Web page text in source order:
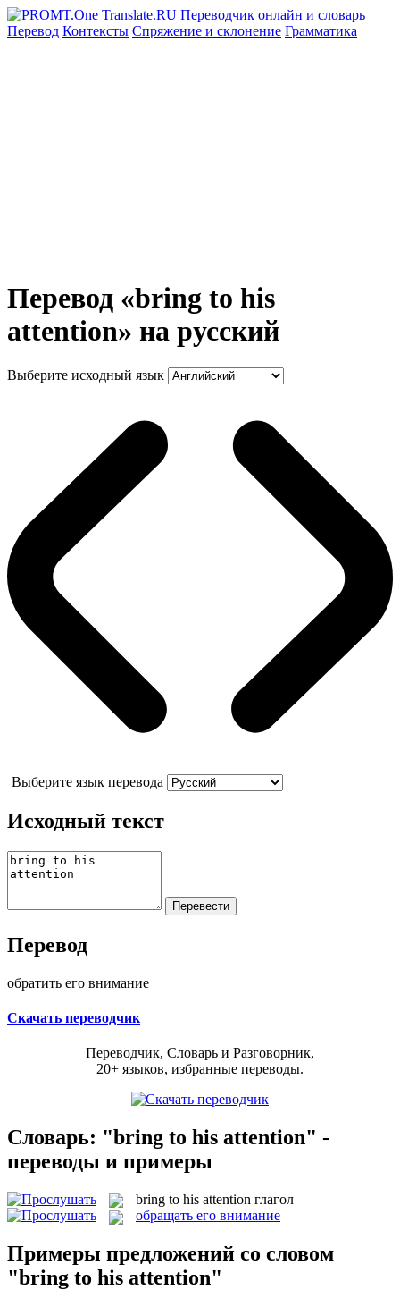
Перевод Контексты Спряжение и склонение Грамматика
Перевод «bring to his
attention» на русский
Выберите исходный язык
Выберите язык перевода
Исходный текст
Перевод
обратить его внимание
Скачать переводчик
Переводчик, Словарь и Разговорник,
20+ языков, избранные переводы.
Словарь: "bring to his attention" -
переводы и примеры
bring to his attention глагол
обращать его внимание
Примеры предложений со словом
"bring to his attention"